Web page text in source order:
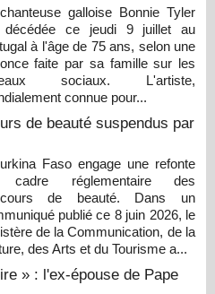
galloise Bonnie Tyler
décédée ce jeudi 9 juillet au
à l'âge de 75 ans, selon une
faite par sa famille sur les
sociaux. L'artiste,
connue pour...
de beauté suspendus par
Faso engage une refonte
cadre réglementaire des
de beauté. Dans un
publié ce 8 juin 2026, le
de la Communication, de la
des Arts et du Tourisme a...
» : l'ex-épouse de Pape